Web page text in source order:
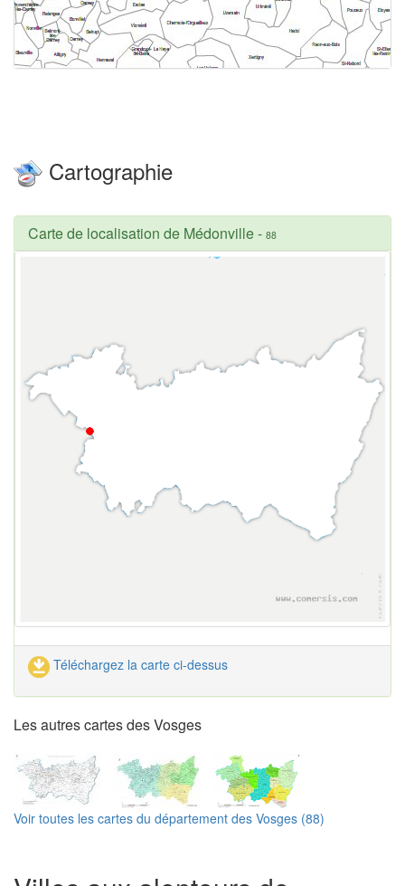
Cartographie
Carte de localisation de Médonville- 88
Téléchargez la carte ci-dessus
Les autres cartes des Vosges
Voir toutes les cartes du département des Vosges (88)